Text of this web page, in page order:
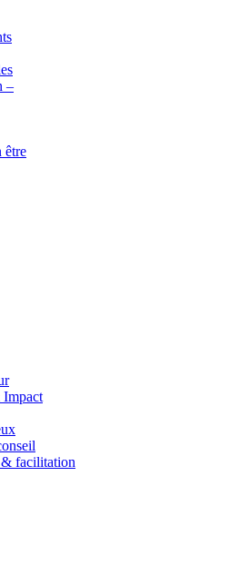
–
être
facilitation